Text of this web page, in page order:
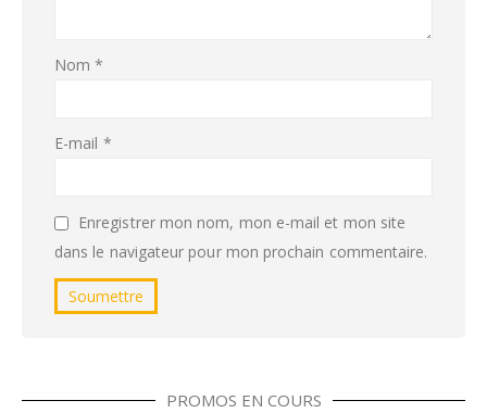
Nom*
E-mail *
Enregistrer mon nom, mon e-mail et mon site
dans le navigateur pour mon prochain commentaire.
PROMOS EN COURS